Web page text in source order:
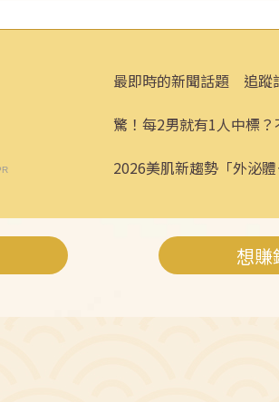
最即時的新聞話題 追蹤
驚！每2男就有1人中標？
2026美肌新趨勢「外泌
想賺